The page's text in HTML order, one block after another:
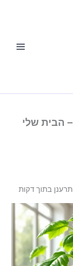
הבית שלי
בתוך דקות